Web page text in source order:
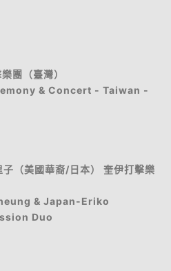
團（臺灣）
& Concert - Taiwan -
（美國華裔/日本） 奎伊打擊樂
& Japan-Eriko
Duo